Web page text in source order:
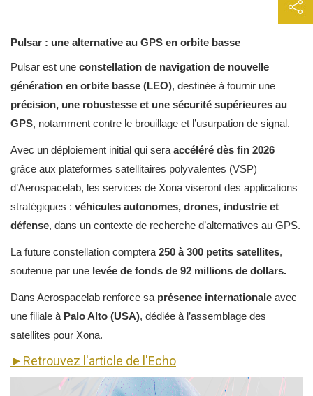
Pulsar : une alternative au GPS en orbite basse
Pulsar est une constellation de navigation de nouvelle
génération en orbite basse (LEO), destinée à fournir une
précision, une robustesse et une sécurité supérieures au
GPS, notamment contre le brouillage et l’usurpation de signal.
Avec un déploiement initial qui sera accéléré dès fin 2026
grâce aux plateformes satellitaires polyvalentes (VSP)
d’Aerospacelab, les services de Xona viseront des applications
stratégiques : véhicules autonomes, drones, industrie et
défense, dans un contexte de recherche d’alternatives au GPS.
La future constellation comptera 250 à 300 petits satellites,
soutenue par une levée de fonds de 92 millions de dollars.
Dans Aerospacelab renforce sa présence internationale avec
une filiale à Palo Alto (USA), dédiée à l’assemblage des
satellites pour Xona.
►Retrouvez l'article de l'Echo